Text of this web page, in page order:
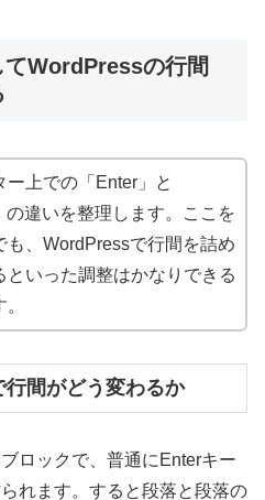
WordPressの行間
ー上での「Enter」と
の違いを整理します。ここを
も、WordPressで行間を詰め
といった調整はかなりできる
間がどう変わるか
ロックで、普通にEnterキー
れます。すると段落と段落の